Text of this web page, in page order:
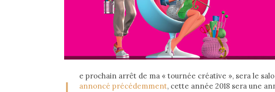
e prochain arrêt de ma « tournée créative », sera le
annoncé précédemment, cette année 2018 sera une